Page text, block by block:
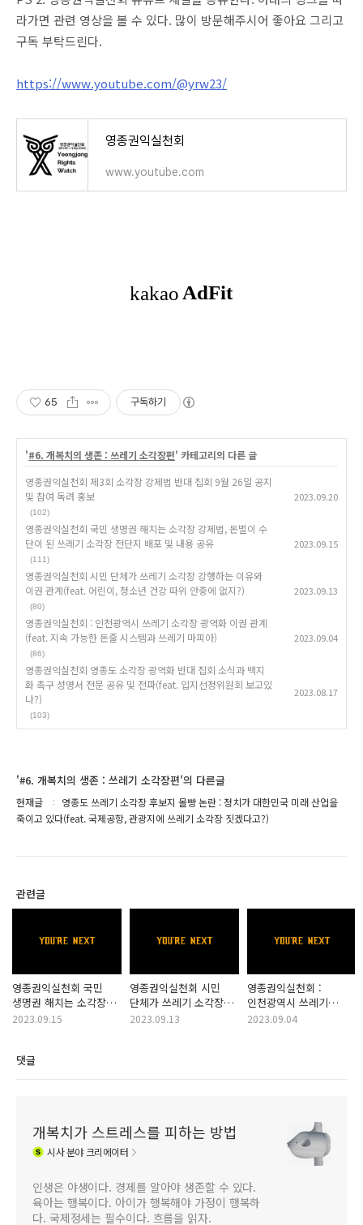
라가면 관련 영상을 볼 수 있다. 많이 방문해주시어 좋아요 그리고
구독 부탁드린다.
https://www.youtube.com/@yrw23/
영종권익실천회
www.youtube.com
65 구독하기
'#6. 개복치의 생존 : 쓰레기 소각장편' 카테고리의 다른 글
영종권익실천회 제3회 소각장 강제법 반대 집회 9월 26일 공지
및 참여 독려 홍보
(102)
2023.09.20
영종권익실천회 국민 생명권 해치는 소각장 강제법, 돈벌이 수
단이 된 쓰레기 소각장 전단지 배포 및 내용 공유
(111)
2023.09.15
영종권익실천회 시민 단체가 쓰레기 소각장 강행하는 이유와
이권 관계(feat. 어린이, 청소년 건강 따위 안중에 없지?)
(80)
2023.09.13
영종권익실천회 : 인천광역시 쓰레기 소각장 광역화 이권 관계
(feat. 지속 가능한 돈줄 시스템과 쓰레기 마피아)
(86)
2023.09.04
영종권익실천회 영종도 소각장 광역화 반대 집회 소식과 백지
화 촉구 성명서 전문 공유 및 전파(feat. 입지선정위원회 보고있
나?)
(103)
2023.08.17
'#6. 개복치의 생존 : 쓰레기 소각장편'의 다른글
현재글
영종도 쓰레기 소각장 후보지 몰빵 논란 : 정치가 대한민국 미래 산업을
죽이고 있다(feat. 국제공항, 관광지에 쓰레기 소각장 짓겠다고?)
관련글
영종권익실천회 국민
생명권 해치는 소각장
강제법, 돈벌이 수단이
공유
2023.09.15
영종권익실천회 시민
단체가 쓰레기 소각장
강행하는 이유와 이권
2023.09.13
영종권익실천회 :
인천광역시 쓰레기
소각장 광역화 이권 관계
2023.09.04
댓글
개복치가 스트레스를 피하는 방법
시사분야 크리에이터
인생은 야생이다. 경제를 알아야 생존할 수 있다.
육아는 행복이다. 아이가 행복해야 가정이 행복하
다. 국제정세는 필수이다. 흐름을 읽자.